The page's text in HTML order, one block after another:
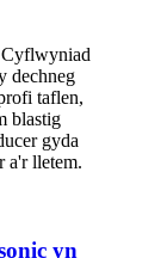
Cyflwyniad
dechneg
taflen,
blastig
gyda
a'r lletem.
yn